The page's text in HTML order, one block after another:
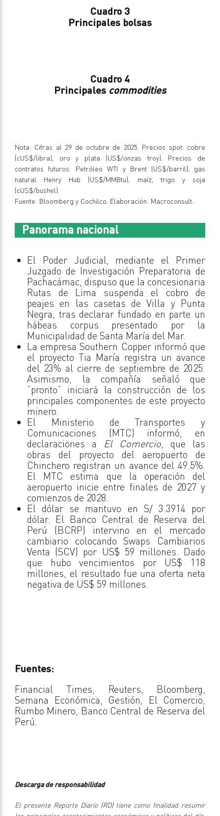
Cuadro 3
Principales bolsas
Cuadro 4
Principales commodities
Nota: Cifras al 29 de octubre de 2025. Precios spot: cobre
(cUS$/libra), oro y plata (US$/onzas troy). Precios de
contratos futuros: Petróleo WTI y Brent (US$/barril), gas
natural Henry Hub (US$/MMBtu), maíz, trigo y soja
(cUS$/bushel).
Fuente: Bloomberg y Cochilco. Elaboración: Macroconsult.
Panorama nacional
El Poder Judicial, mediante el Primer
Juzgado de Investigación Preparatoria de
Pachacámac, dispuso que la concesionaria
Rutas de Lima suspenda el cobro de
peajes en las casetas de Villa y Punta
Negra, tras declarar fundado en parte un
hábeas corpus presentado por la
Municipalidad de Santa María del Mar.
La empresa Southern Copper informó que
el proyecto Tia María registra un avance
del 23% al cierre de septiembre de 2025.
Asimismo, la compañía señaló que
“pronto” iniciará la construcción de los
principales componentes de este proyecto
minero.
El Ministerio de Transportes y
Comunicaciones (MTC) informó, en
declaraciones a El Comercio , que las
obras del proyecto del aeropuerto de
Chinchero registran un avance del 49.5%.
El MTC estima que la operación del
aeropuerto inicie entre finales de 2027 y
comienzos de 2028.
El dólar se mantuvo en S/ 3.3914 por
dólar. El Banco Central de Reserva del
Perú (BCRP) intervino en el mercado
cambiario colocando Swaps Cambiarios
Venta (SCV) por US$ 59 millones. Dado
que hubo vencimientos por US$ 118
millones, el resultado fue una oferta neta
negativa de US$ 59 millones.
Fuentes:
Financial Times, Reuters, Bloomberg,
Semana Económica, Gestión, El Comercio,
Rumbo Minero, Banco Central de Reserva del
Perú.
Descarga de responsabilidad
El presente Reporte Diario (RD) tiene como finalidad resumir